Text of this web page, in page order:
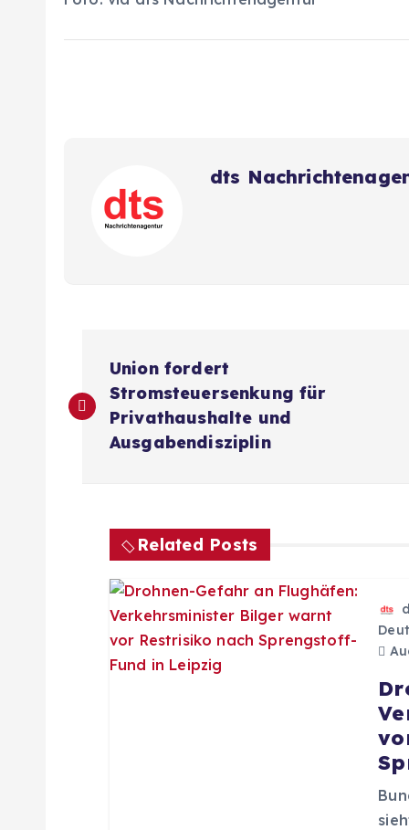
dts
e
Union fordert
Stromsteuersenkung für
Privathaushalte und
Ausgabendisziplin
Related Posts